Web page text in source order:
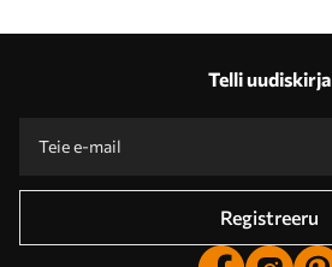
Telli uudiskirja
Registreeru